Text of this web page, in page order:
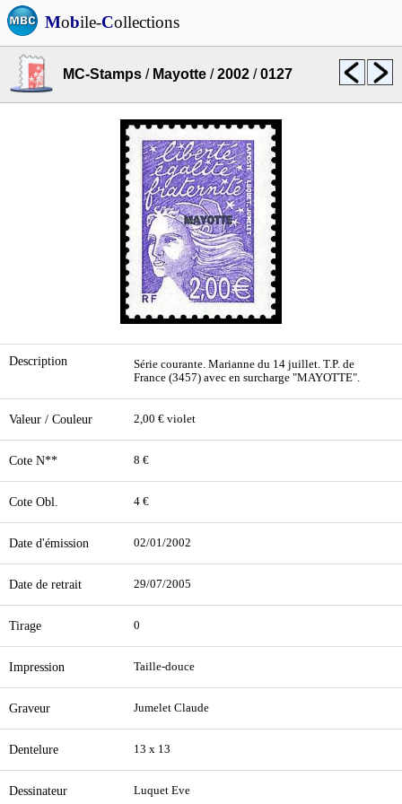
Mobile-Collections
MC-Stamps / Mayotte /2002 /0127
Description
Série courante. Marianne du 14 juillet. T.P. de
France (3457) avec en surcharge "MAYOTTE".
Valeur / Couleur 2,00 € violet
Cote N** 8 €
Cote Obl. 4 €
Date d'émission 02/01/2002
Date de retrait 29/07/2005
Tirage 0
Impression Taille-douce
Graveur Jumelet Claude
Dentelure 13 x 13
Dessinateur Luquet Eve